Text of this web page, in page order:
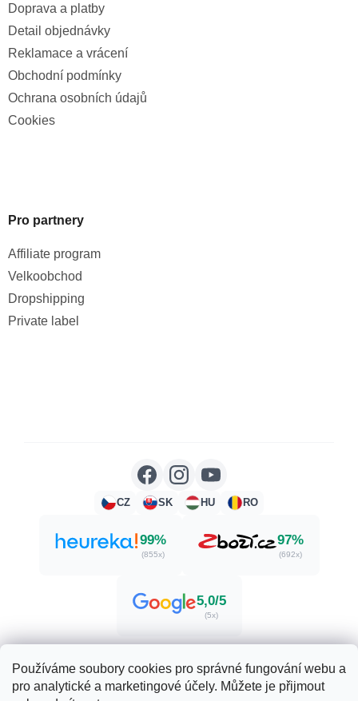
Používáme soubory cookies pro správné fungování webu a
pro analytické a marketingové účely. Můžete je přijmout
Doprava a platby
Detail objednávky
Reklamace a vrácení
Obchodní podmínky
Ochrana osobních údajů
Cookies
Pro partnery
Affiliate program
Velkoobchod
Dropshipping
Private label
CZ SK HU RO
99%
(855x)
97%
(692x)
5,0/5
(5x)
Vytvořil Shoptet